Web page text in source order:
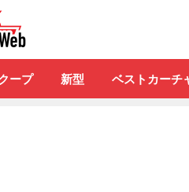
ープ 新型 ベストカーチ